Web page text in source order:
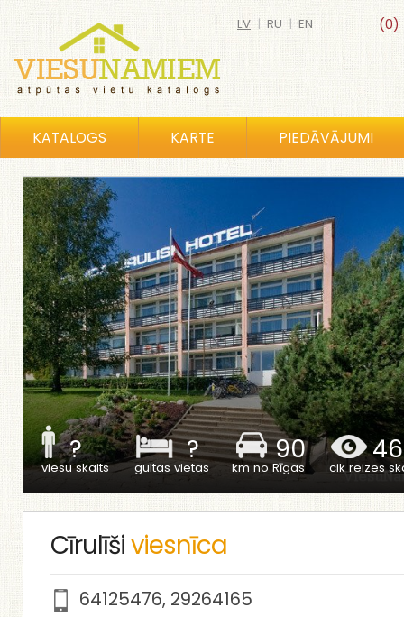
(0)
LV | RU | EN
KATALOGS KARTE PIEDĀVĀJUMI
?
viesu skaits
?
gultas vietas
90
km no Rīgas cik reizes
Cīrulīšiviesnīca
64125476, 29264165